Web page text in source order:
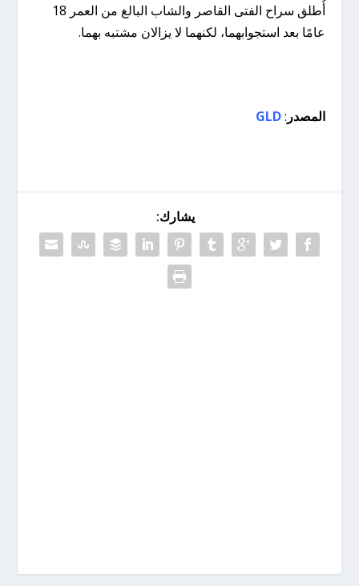
أُطلق سراح الفتى القاصر والشاب البالغ من العمر 18
عامًا بعد استجوابهما، لكنهما لا يزالان مشتبه بهما.
المصدر :
GLD
يشارك: